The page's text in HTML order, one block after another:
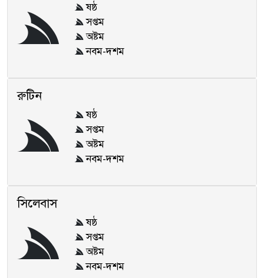
ষষ্ঠ
সপ্তম
অষ্টম
নবম-দশম
রুটিন
ষষ্ঠ
সপ্তম
অষ্টম
নবম-দশম
সিলেবাস
ষষ্ঠ
সপ্তম
অষ্টম
নবম-দশম